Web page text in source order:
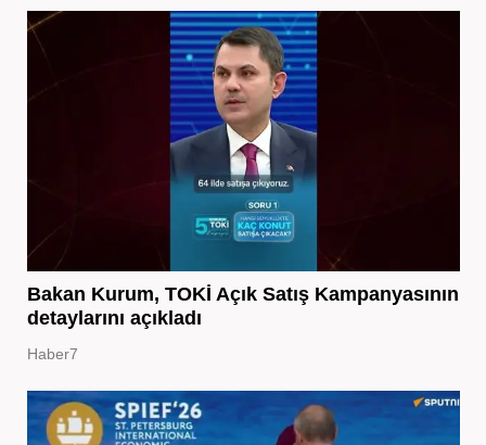
Bakan Kurum, TOKİ Açık Satış Kampanyasının
detaylarını açıkladı
Haber7